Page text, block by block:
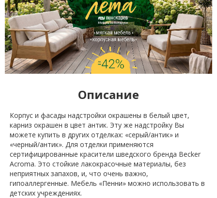
Описание
Корпус и фасады надстройки окрашены в белый цвет,
карниз окрашен в цвет антик. Эту же надстройку Вы
можете купить в других отделках: «серый/антик» и
«черный/антик». Для отделки применяются
сертифицированные красители шведского бренда Becker
Acroma. Это стойкие лакокрасочные материалы, без
неприятных запахов, и, что очень важно,
гипоаллергенные. Мебель «Пенни» можно использовать в
детских учреждениях.